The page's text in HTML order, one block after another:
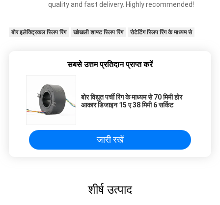
quality and fast delivery. Highly recommended!
बोर इलेक्ट्रिकल स्लिप रिंग खोखली शाफ्ट स्लिप रिंग रोटेटिंग स्लिप रिंग के माध्यम से
सबसे उत्तम प्रतिदान प्राप्त करें
बोर विद्युत पर्ची रिंग के माध्यम से 70 मिमी होर
आकार डिजाइन 15 ए 38 मिमी 6 सर्किट
जारी रखें
शीर्ष उत्पाद